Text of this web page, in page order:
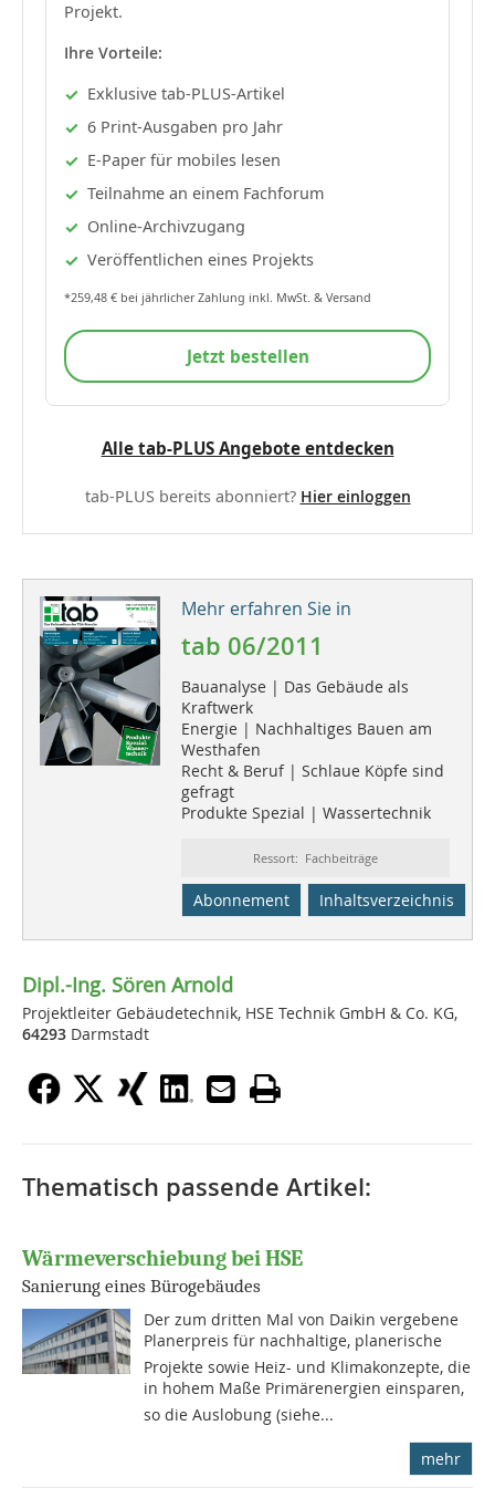
Projekt.
Ihre Vorteile:
Exklusive tab-PLUS-Artikel
6 Print-Ausgaben pro Jahr
E-Paper für mobiles lesen
Teilnahme an einem Fachforum
Online-Archivzugang
Veröffentlichen eines Projekts
*259,48 € bei jährlicher Zahlung inkl. MwSt. & Versand
Jetzt bestellen
Alle tab-PLUS Angebote entdecken
tab-PLUS bereits abonniert? Hier einloggen
Mehr erfahren Sie in
tab 06/2011
Bauanalyse | Das Gebäude als
Kraftwerk
Energie | Nachhaltiges Bauen am
Westhafen
Recht & Beruf | Schlaue Köpfe sind
gefragt
Produkte Spezial | Wassertechnik
Ressort: Fachbeiträge
Abonnement Inhaltsverzeichnis
Dipl.-Ing. Sören Arnold
Projektleiter Gebäudetechnik, HSE Technik GmbH & Co. KG,
64293 Darmstadt
Thematisch passende Artikel:
Wärmeverschiebung bei HSE
Sanierung eines Bürogebäudes
Der zum dritten Mal von Daikin vergebene
Planerpreis für nachhaltige, planerische
Projekte sowie Heiz- und Klimakonzepte, die
in hohem Maße Primärenergien einsparen,
so die Auslobung (siehe...
mehr